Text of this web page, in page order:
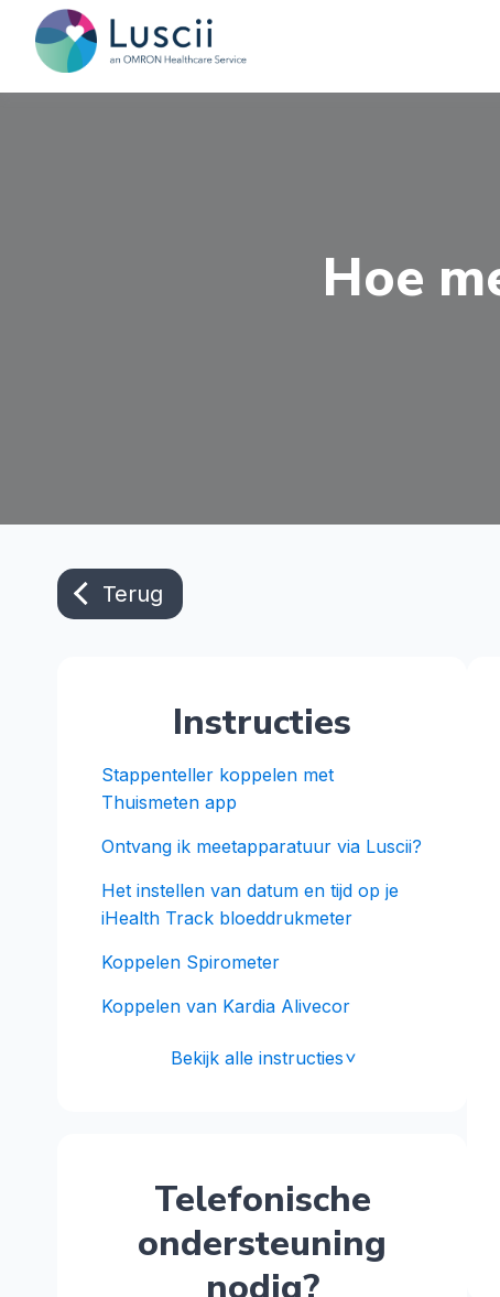
Hoe
Terug
Instructies
Stappenteller koppelen met
Thuismeten app
Ontvang ik meetapparatuur via Luscii?
Het instellen van datum en tijd op je
iHealth Track bloeddrukmeter
Koppelen Spirometer
Koppelen van Kardia Alivecor
Bekijk alle instructies<
Telefonische
ondersteuning